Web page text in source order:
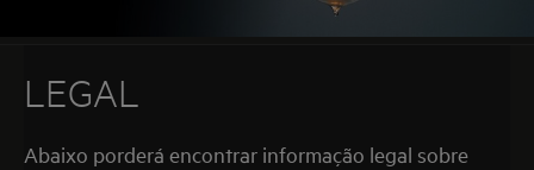
LEGAL
Abaixo porderá encontrar informação legal sobre